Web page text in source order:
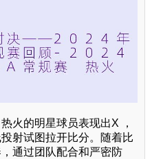
火的明星球员表现出X ，
射试图拉开比分。随着比
通过团队配合和严密防